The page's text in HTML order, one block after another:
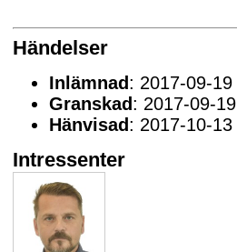
Händelser
Inlämnad: 2017-09-19
Granskad: 2017-09-19
Hänvisad: 2017-10-13
Intressenter